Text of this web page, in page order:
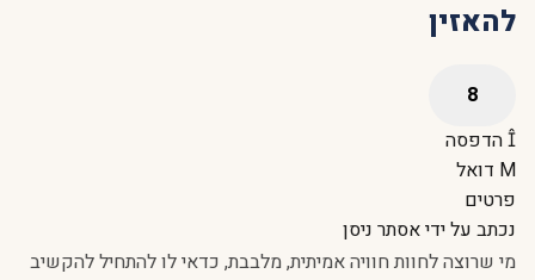
להאזין
הדפסה
דואל
פרטים
נכתב על ידיאסתר ניסן
מי שרוצה לחוות חוויה אמיתית, מלבבת, כדאי לו להתחיל להקשיב